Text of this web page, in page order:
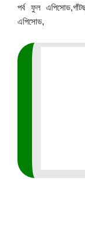
পর্ব ফুল
এপিসোড,